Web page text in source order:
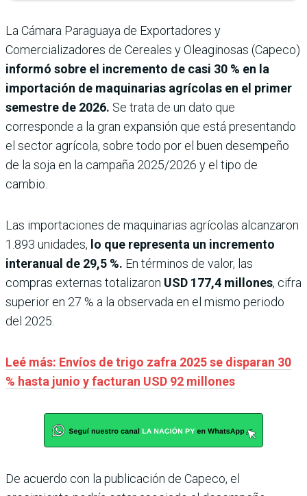
La Cámara Paraguaya de Exportadores y
Comercializadores de Cereales y Oleaginosas (Capeco)
informó sobre el incremento de casi 30 % en la
importación de maquinarias agrícolas en el primer
semestre de 2026. Se trata de un dato que
corresponde a la gran expansión que está presentando
el sector agrícola, sobre todo por el buen desempeño
de la soja en la campaña 2025/2026 y el tipo de
cambio.
Las importaciones de maquinarias agrícolas alcanzaron
1.893 unidades, lo que representa un incremento
interanual de 29,5 %. En términos de valor, las
compras externas totalizaron USD 177,4 millones, cifra
superior en 27 % a la observada en el mismo periodo
del 2025.
Leé más: Envíos de trigo zafra 2025 se disparan 30
% hasta junio y facturan USD 92 millones
De acuerdo con la publicación de Capeco, el